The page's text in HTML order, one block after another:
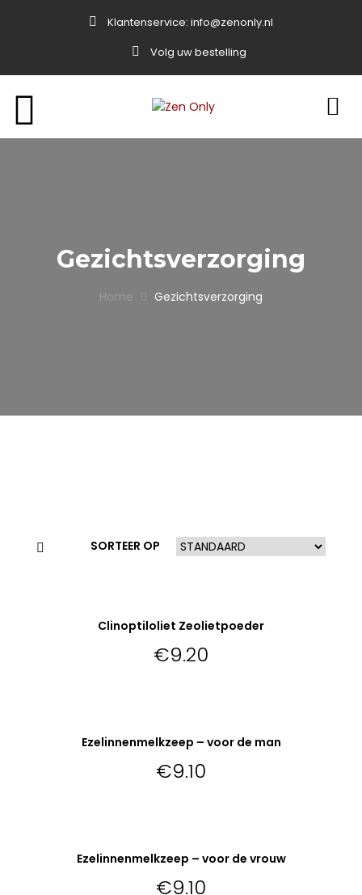
Klantenservice: info@zenonly.nl
Volg uw bestelling
Gezichtsverzorging
Home Gezichtsverzorging
SORTEER OP
Niet op voorraad
Clinoptiloliet Zeolietpoeder
€9.20
Niet op voorraad
Ezelinnenmelkzeep – voor de man
€9.10
Niet op voorraad
Ezelinnenmelkzeep – voor de vrouw
€9.10